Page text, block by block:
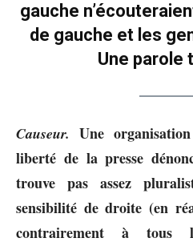
gauche
de gauche et les
Une parole
Causeur. Une
liberté de la presse
trouve pas assez
sensibilité de droite (en
contrairement à